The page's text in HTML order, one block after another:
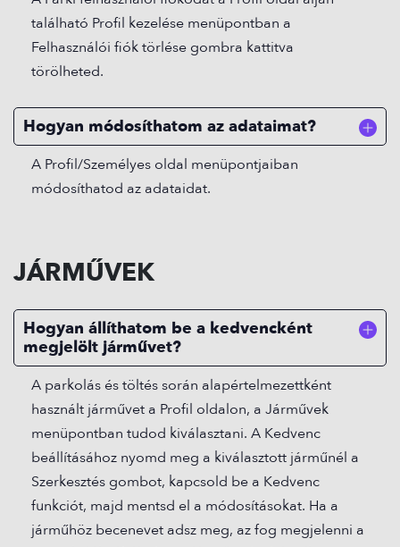
található Profil kezelése menüpontban a
Felhasználói fiók törlése gombra kattitva
törölheted.
Hogyan módosíthatom az adataimat?
A Profil/Személyes oldal menüpontjaiban
módosíthatod az adataidat.
JÁRMŰVEK
Hogyan állíthatom be a kedvencként
megjelölt járművet?
A parkolás és töltés során alapértelmezettként
használt járművet a Profil oldalon, a Járművek
menüpontban tudod kiválasztani. A Kedvenc
beállításához nyomd meg a kiválasztott járműnél a
Szerkesztés gombot, kapcsold be a Kedvenc
funkciót, majd mentsd el a módosításokat. Ha a
járműhöz becenevet adsz meg, az fog megjelenni a